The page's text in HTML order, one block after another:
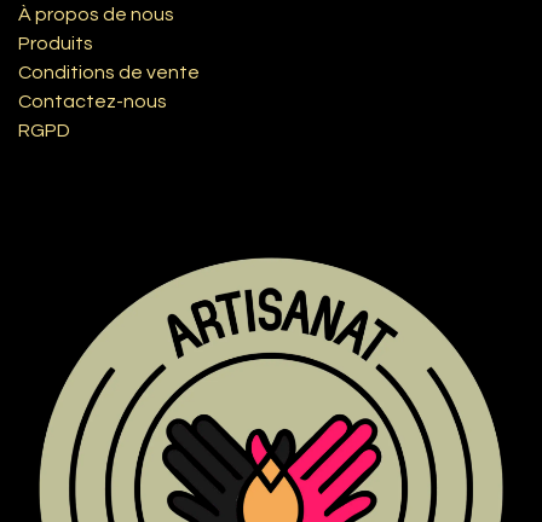
À propos de nous
Produits
Conditions de vente
Contactez-nous
RGPD